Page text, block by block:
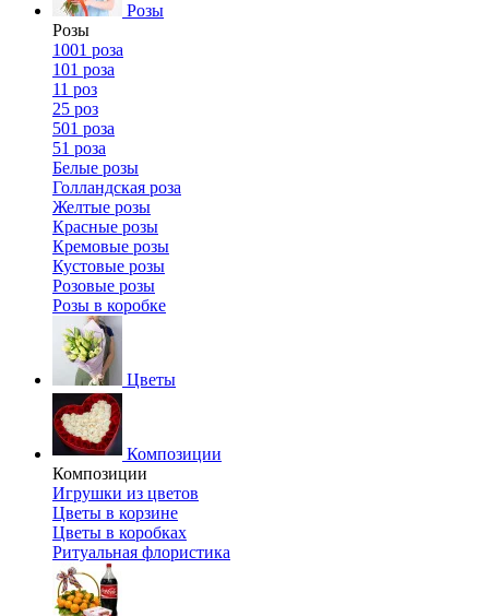
Розы
Розы
1001 роза
101 роза
11 роз
25 роз
501 роза
51 роза
Белые розы
Голландская роза
Желтые розы
Красные розы
Кремовые розы
Кустовые розы
Розовые розы
Розы в коробке
Цветы
Композиции
Композиции
Игрушки из цветов
Цветы в корзине
Цветы в коробках
Ритуальная флористика